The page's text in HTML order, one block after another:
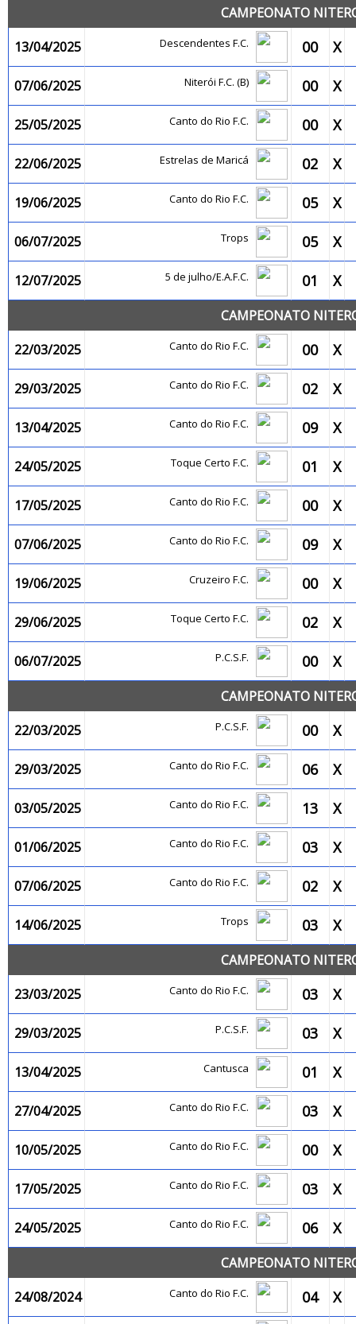
CAMPEONATO
13/04/2025
Descendentes F.C. 00 X
07/06/2025 Niterói F.C. (B) 00 X
25/05/2025 Canto do Rio F.C. 00 X
22/06/2025 Estrelas de Maricá 02 X
19/06/2025 Canto do Rio F.C. 05 X
06/07/2025 Trops 05 X
12/07/2025 5 de julho/E.A.F.C. 01 X
CAMPEONATO
22/03/2025
Canto do Rio F.C. 00 X
29/03/2025 Canto do Rio F.C. 02 X
13/04/2025 Canto do Rio F.C. 09 X
24/05/2025 Toque Certo F.C. 01 X
17/05/2025 Canto do Rio F.C. 00 X
07/06/2025 Canto do Rio F.C. 09 X
19/06/2025 Cruzeiro F.C. 00 X
29/06/2025 Toque Certo F.C. 02 X
06/07/2025 P.C.S.F. 00 X
CAMPEONATO
22/03/2025
P.C.S.F. 00 X
29/03/2025 Canto do Rio F.C. 06 X
03/05/2025 Canto do Rio F.C. 13 X
01/06/2025 Canto do Rio F.C. 03 X
07/06/2025 Canto do Rio F.C. 02 X
14/06/2025 Trops 03 X
CAMPEONATO
23/03/2025
Canto do Rio F.C. 03 X
29/03/2025 P.C.S.F. 03 X
13/04/2025 Cantusca 01 X
27/04/2025 Canto do Rio F.C. 03 X
10/05/2025 Canto do Rio F.C. 00 X
17/05/2025 Canto do Rio F.C. 03 X
24/05/2025 Canto do Rio F.C. 06 X
CAMPEONATO
24/08/2024
Canto do Rio F.C. 04 X